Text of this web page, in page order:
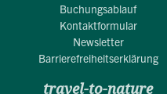
Buchungsablauf
Kontaktformular
Newsletter
Barrierefreiheitserklärung
travel-to-nature